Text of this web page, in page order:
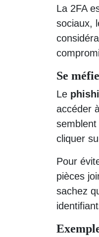
La 2FA
sociaux,
Se
Le
accéder
cliquer
Pour
pièces
sachez